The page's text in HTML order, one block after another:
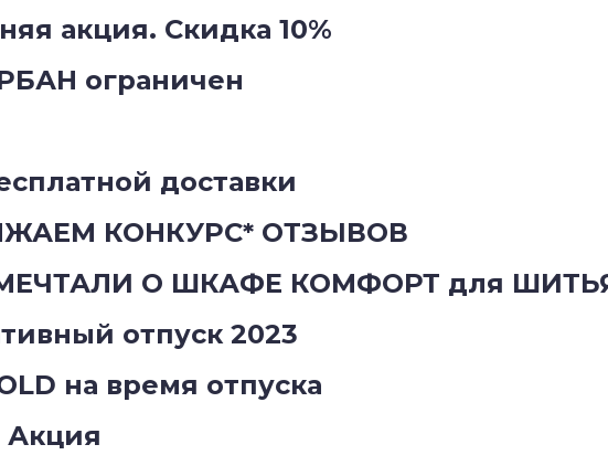
акция. Скидка 10%
ограничен
доставки
КОНКУРС* ОТЗЫВОВ
О ШКАФЕ КОМФОРТ для
отпуск 2023
на время отпуска